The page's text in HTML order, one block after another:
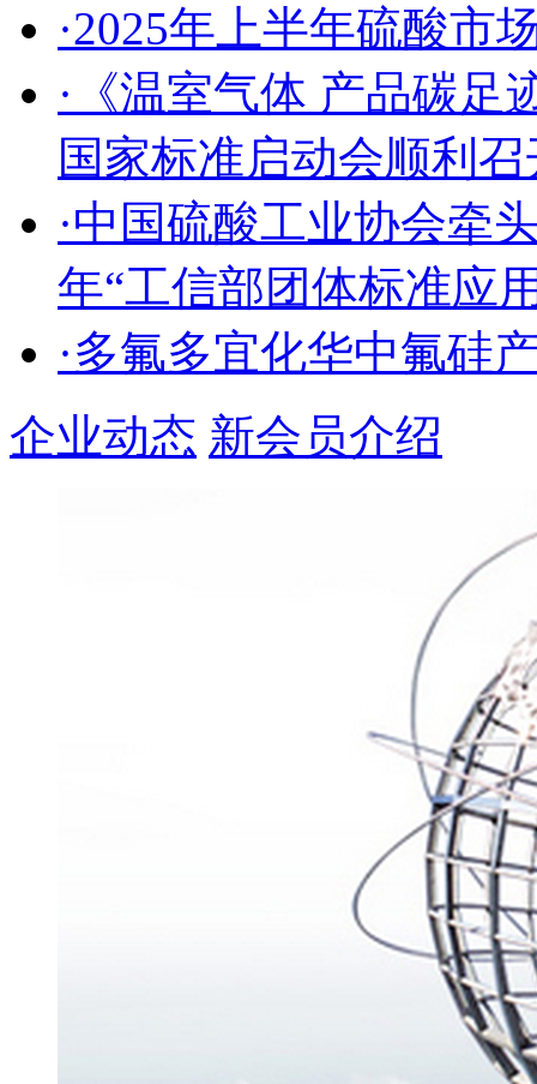
·2025年上半年硫酸市
·《温室气体 产品碳足
国家标准启动会顺利召
·中国硫酸工业协会牵
年“工信部团体标准应
·多氟多宜化华中氟硅
企业动态 新会员介绍